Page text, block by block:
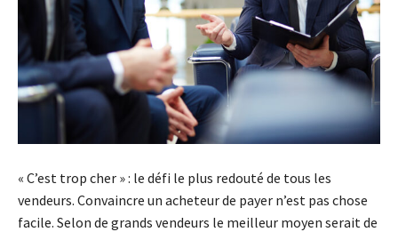
« C’est trop cher » : le défi le plus redouté de tous les
vendeurs. Convaincre un acheteur de payer n’est pas chose
facile. Selon de grands vendeurs le meilleur moyen serait de